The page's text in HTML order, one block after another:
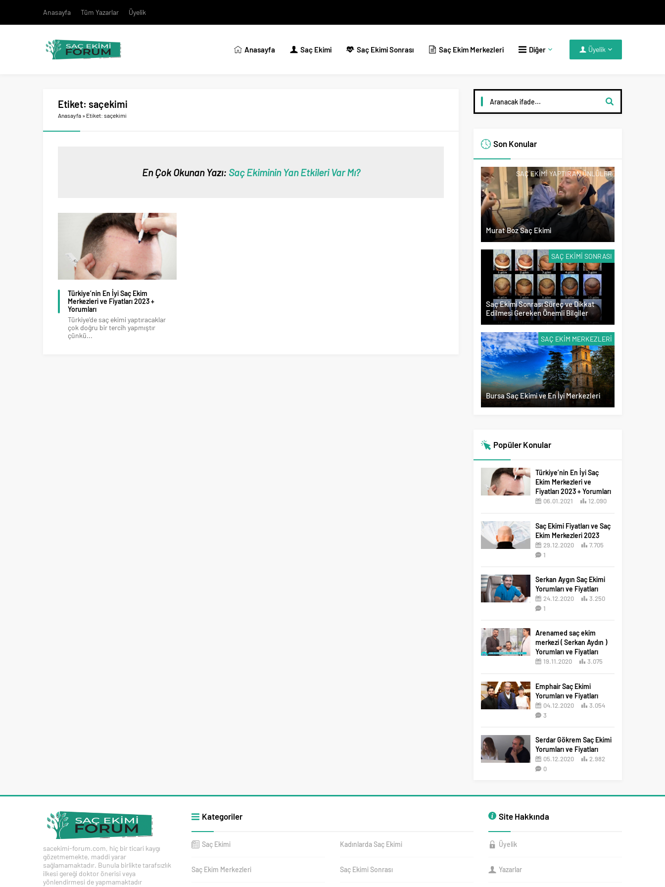
Anasayfa Tüm Yazarlar Üyelik
Anasayfa Saç Ekimi Saç Ekimi Sonrası Saç Ekim Merkezleri Diğer Üyelik
Etiket: saçekimi
Anasayfa » Etiket: saçekimi
En Çok Okunan Yazı: Saç Ekiminin Yan Etkileri Var Mı?
Türkiye’nin En İyi Saç Ekim
Merkezleri ve Fiyatları 2023 +
Yorumları
Türkiye’de saç ekimi yaptıracaklar
çok doğru bir tercih yapmıştır
çünkü...
Son Konular
SAÇ EKIMI YAPTIRAN ÜNLÜLER
Murat Boz Saç Ekimi
SAÇ EKIMI SONRASI
Saç Ekimi Sonrası Süreç ve Dikkat
Edilmesi Gereken Önemli Bilgiler
SAÇ EKIM MERKEZLERI
Bursa Saç Ekimi ve En İyi Merkezleri
Popüler Konular
Türkiye’nin En İyi Saç
Ekim Merkezleri ve
Fiyatları 2023 + Yorumları
06.01.2021
12.090
Saç Ekimi Fiyatları ve Saç
Ekim Merkezleri 2023
29.12.2020
7.705
1
Serkan Aygın Saç Ekimi
Yorumları ve Fiyatları
24.12.2020
3.250
1
Arenamed saç ekim
merkezi ( Serkan Aydın )
Yorumları ve Fiyatları
19.11.2020
3.075
Emphair Saç Ekimi
Yorumları ve Fiyatları
04.12.2020
3.054
3
Serdar Gökrem Saç Ekimi
Yorumları ve Fiyatları
05.12.2020
2.982
0
sacekimi-forum.com, hiç bir ticari kaygı
gözetmemekte, maddi yarar
sağlamamaktadır. Bunula birlikte tarafsızlık
ilkesi gereği doktor önerisi veya
yönlendirmesi de yapmamaktadır
Kategoriler
Saç Ekimi Kadınlarda Saç Ekimi
Saç Ekim Merkezleri Saç Ekimi Sonrası
Site Hakkında
Üyelik
Yazarlar